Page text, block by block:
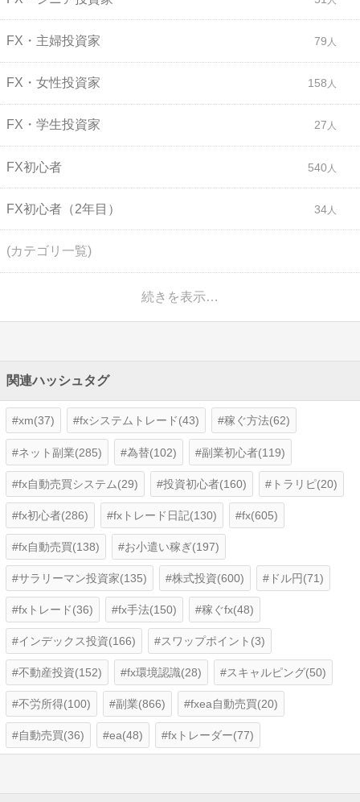
FX・主婦投資家 79
FX・女性投資家 158
FX・学生投資家 27
FX初心者 540
FX初心者（2年目） 34
(カテゴリ一覧)
続きを表示…
関連ハッシュタグ
xm(37) fxシステムトレード(43) 稼ぐ方法(62)
ネット副業(285) 為替(102) 副業初心者(119)
fx自動売買システム(29) 投資初心者(160) トラリピ(20)
fx初心者(286) fxトレード日記(130) fx(605)
fx自動売買(138) お小遣い稼ぎ(197)
サラリーマン投資家(135) 株式投資(600) ドル円(71)
fxトレード(36) fx手法(150) 稼ぐfx(48)
インデックス投資(166) スワップポイント(3)
不動産投資(152) fx環境認識(28) スキャルピング(50)
不労所得(100) 副業(866) fxea自動売買(20)
自動売買(36) ea(48) fxトレーダー(77)